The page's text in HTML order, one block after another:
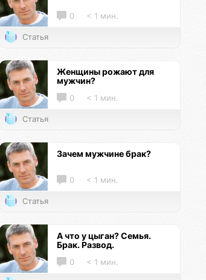
0 < 1 мин.
Статья
Женщины рожают для
мужчин?
0 < 1 мин.
Статья
Зачем мужчине брак?
0 < 1 мин.
Статья
А что у цыган? Семья.
Брак. Развод.
0 < 1 мин.